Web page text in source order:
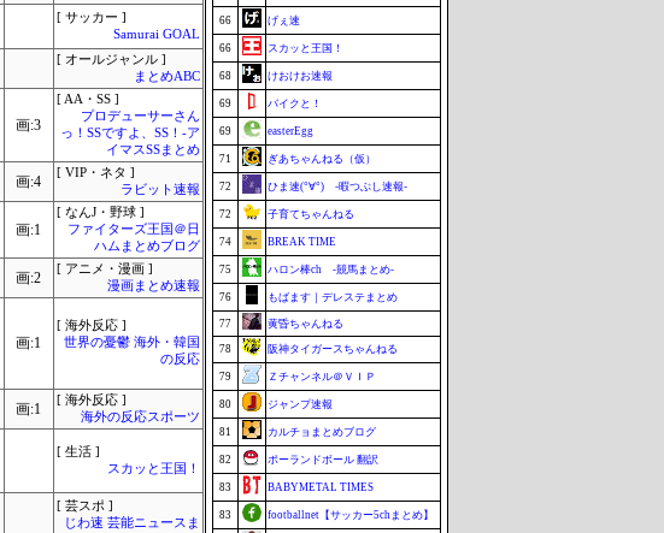
[ サッカー ]
Samurai GOAL
[ オールジャンル ]
まとめABC
画:3
[ AA・SS ]
プロデューサーさん
っ！SSですよ、SS！-ア
イマスSSまとめ
画:4
[ VIP・ネタ ]
ラビット速報
画:1
[ なんJ・野球 ]
ファイターズ王国＠日
ハムまとめブログ
画:2
[ アニメ・漫画 ]
漫画まとめ速報
画:1
[ 海外反応 ]
世界の憂鬱 海外・韓国
の反応
画:1
[ 海外反応 ]
海外の反応スポーツ
[ 生活 ]
スカッと王国！
[ 芸スポ ]
じわ速 芸能ニュースま
66 げぇ速
66 スカッと王国！
68 けおけお速報
69 バイクと！
69 easterEgg
71 ぎあちゃんねる（仮）
72 ひま速(°∀°) -暇つぶし速報-
72 子育てちゃんねる
74 BREAK TIME
75 ハロン棒ch -競馬まとめ-
76 もばます｜デレステまとめ
77 黄昏ちゃんねる
78 阪神タイガースちゃんねる
79 Ｚチャンネル＠ＶＩＰ
80 ジャンプ速報
81 カルチョまとめブログ
82 ポーランドボール 翻訳
83 BABYMETAL TIMES
83 footballnet【サッカー5chまとめ】